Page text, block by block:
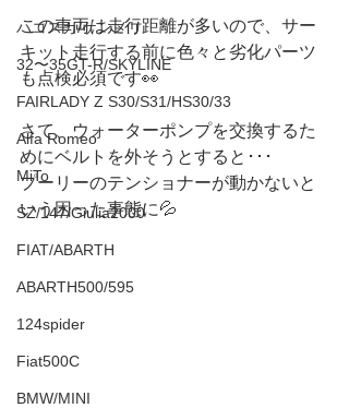
ハコスカ/ケンメリ
32〜35GT-R/SKYLINE
FAIRLADY Z S30/S31/HS30/33
Alfa Romeo
MiTo
SZ/147/Giulia2000
FIAT/ABARTH
ABARTH500/595
124spider
Fiat500C
BMW/MINI
この車両は走行距離が多いので、サー
キット走行する前に色々と劣化パーツ
も点検必須です👀
さて、ウォーターポンプを交換するた
めにベルトを外そうとすると･･･
プーリーのテンショナーが動かないと
いう困った事態に💦